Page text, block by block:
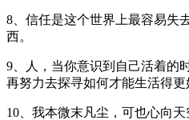
8、信任是这个世界上最容易失
西。
9、人，当你意识到自己活着的
再努力去探寻如何才能生活得更
10、我本微末凡尘，可也心向天